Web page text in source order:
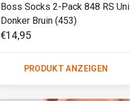
Boss Socks 2-Pack 848 RS Uni
Donker Bruin (453)
€14,95
PRODUKT ANZEIGEN